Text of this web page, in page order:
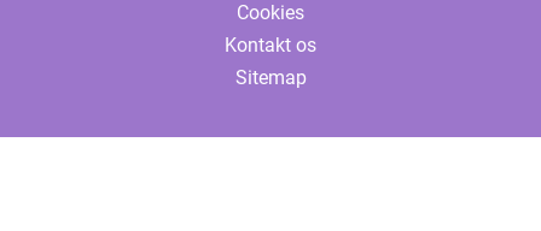
Cookies
Kontakt os
Sitemap